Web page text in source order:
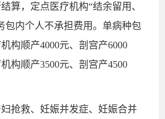
算，定点医疗机构“结余留用、
包内个人不承担费用。单病种包
构顺产4000元、剖宫产6000
构顺产3500元、剖宫产4500
抢救、妊娠并发症、妊娠合并